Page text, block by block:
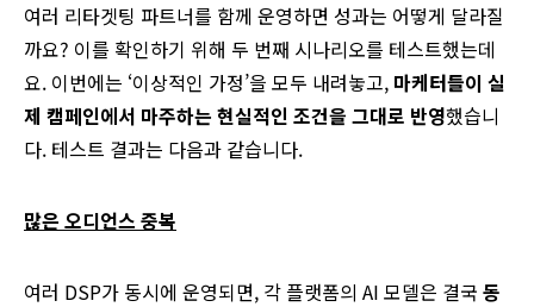
여러 리타겟팅 파트너를 함께 운영하면 성과는 어떻게 달라질
까요? 이를 확인하기 위해 두 번째 시나리오를 테스트했는데
요. 이번에는 ‘이상적인 가정’을 모두 내려놓고, 마케터들이 실
제 캠페인에서 마주하는 현실적인 조건을 그대로 반영했습니
다. 테스트 결과는 다음과 같습니다.
많은 오디언스 중복
여러 DSP가 동시에 운영되면, 각 플랫폼의 AI 모델은 결국 동